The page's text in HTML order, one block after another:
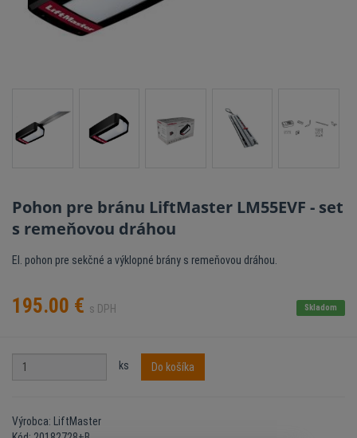
Pohon pre bránu LiftMaster LM55EVF - set
s remeňovou dráhou
El. pohon pre sekčné a výklopné brány s remeňovou dráhou.
195.00 € s DPH Skladom
ks Do košíka
Výrobca: LiftMaster